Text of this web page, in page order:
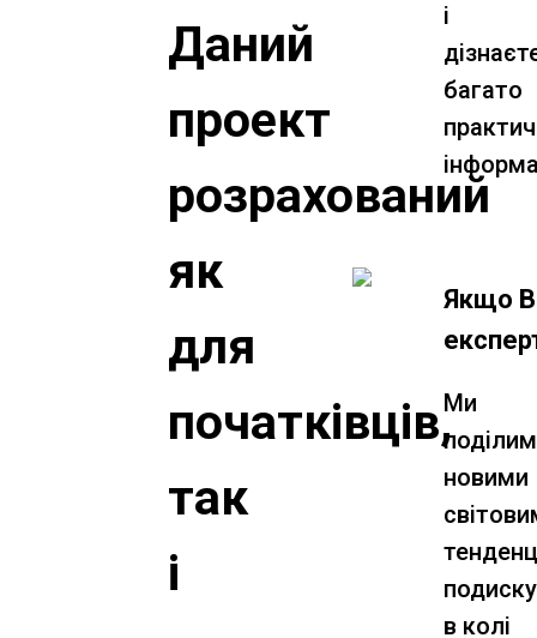
Даний
проект
розрахований
як
для
початківців,
так
і
і
багато
Якщо
Ми
новими
в колі